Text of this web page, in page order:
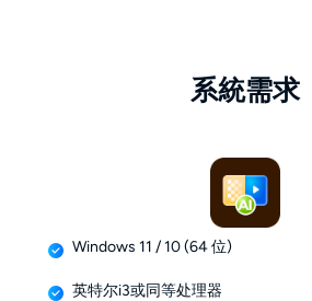
系統需求
Windows 11 / 10 (64 位)
英特尔i3或同等处理器